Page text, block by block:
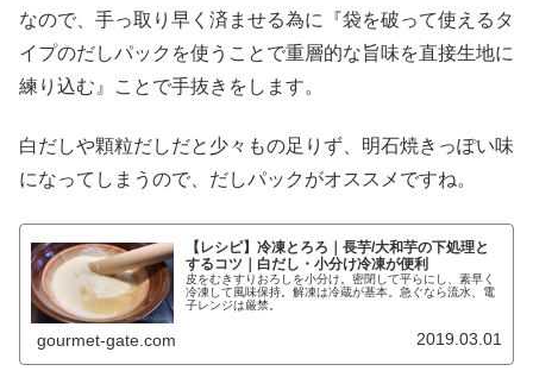
なので、手っ取り早く済ませる為に『袋を破って使えるタ
イプのだしパックを使うことで重層的な旨味を直接生地に
練り込む』ことで手抜きをします。
白だしや顆粒だしだと少々もの足りず、明石焼きっぽい味
になってしまうので、だしパックがオススメですね。
【レシピ】冷凍とろろ｜長芋/大和芋の下処理と
するコツ｜白だし・小分け冷凍が便利
皮をむきすりおろしを小分け。密閉して平らにし、素早く
冷凍して風味保持。解凍は冷蔵が基本。急ぐなら流水、電
子レンジは厳禁。
gourmet-gate.com 2019.03.01